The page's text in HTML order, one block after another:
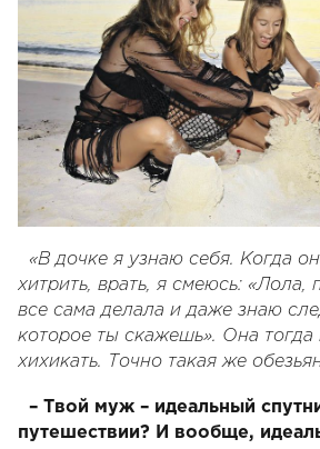
«В дочке я узнаю себя. Когда
хитрить, врать, я смеюсь: «Лола,
все сама делала и даже знаю
которое ты скажешь». Она тогда
хихикать. Точно такая же
– Твой муж – идеальный
путешествии? И вообще,